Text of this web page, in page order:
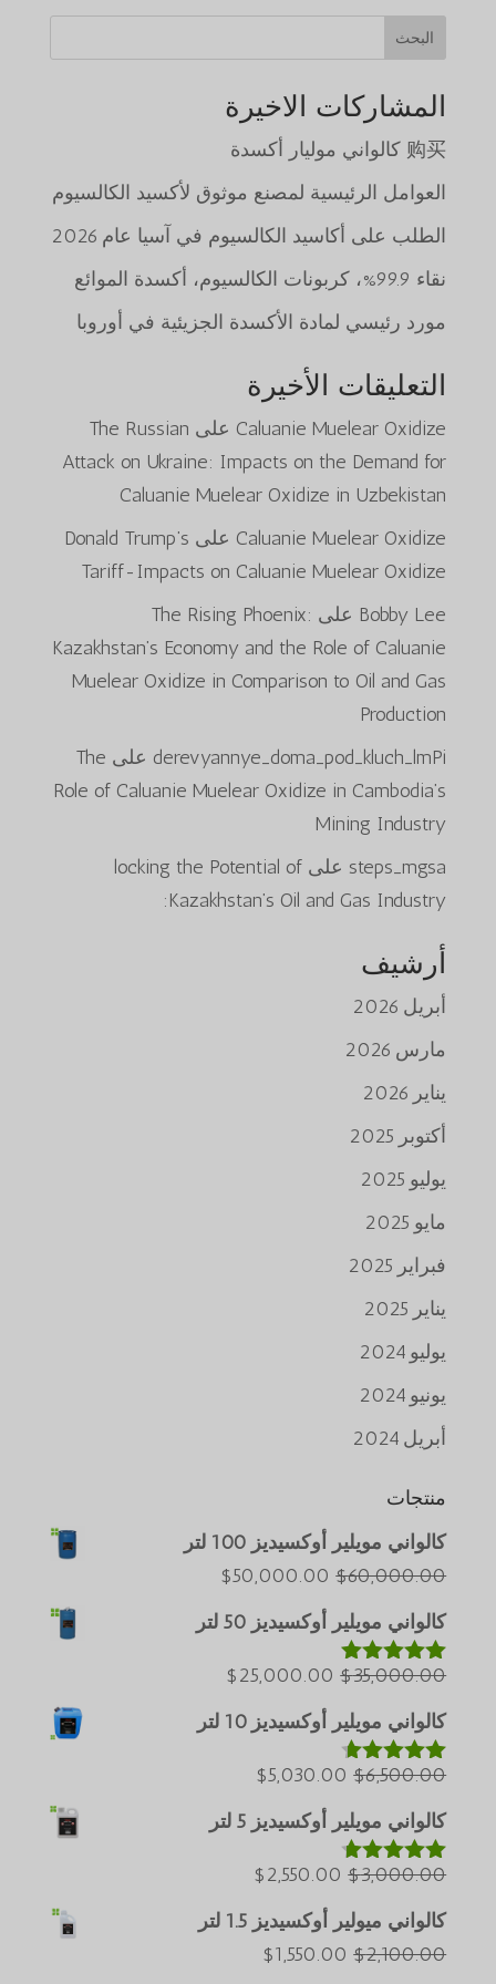
البحث
المشاركات الاخيرة
购买 كالواني موليار أكسدة
العوامل الرئيسية لمصنع موثوق لأكسيد الكالسيوم
الطلب على أكاسيد الكالسيوم في آسيا عام 2026
نقاء 99.9%، كربونات الكالسيوم، أكسدة الموائع
مورد رئيسي لمادة الأكسدة الجزيئية في أوروبا
التعليقات الأخيرة
Caluanie Muelear Oxidize على The Russian
Attack on Ukraine: Impacts on the Demand for
Caluanie Muelear Oxidize in Uzbekistan
Caluanie Muelear Oxidize على Donald Trump’s
Tariff-Impacts on Caluanie Muelear Oxidize
Bobby Lee على The Rising Phoenix:
Kazakhstan’s Economy and the Role of Caluanie
Muelear Oxidize in Comparison to Oil and Gas
Production
derevyannye_doma_pod_kluch_lmPi على The
Role of Caluanie Muelear Oxidize in Cambodia’s
Mining Industry
steps_mgsa على locking the Potential of
Kazakhstan’s Oil and Gas Industry:
أرشيف
أبريل 2026
مارس 2026
يناير 2026
أكتوبر 2025
يوليو 2025
مايو 2025
فبراير 2025
يناير 2025
يوليو 2024
يونيو 2024
أبريل 2024
منتجات
كالواني مويلير أوكسيديز 100 لتر
$60,000.00
السعر
الأصلي
هو:
$60,000.00.
$50,000.00 السعر
الحالي
هو:
كالواني مويلير أوكسيديز 50 لتر
تم التقييم
$35,000.00
السعر
الأصلي
هو:
$35,000.00.
$25,000.00 السعر
الحالي
هو:
كالواني مويلير أوكسيديز 10 لتر
تم التقييم$6,500.00
السعر
الأصلي
هو:
$6,500.00.
$5,030.00 السعر
الحالي
هو:
$5,030.00.
كالواني مويلير أوكسيديز 5 لتر
تم التقييم $3,000.00
السعر
الأصلي
هو:
$2,550.00 السعر
الحالي
هو:
كالواني ميولير أوكسيديز 1.5 لتر
$2,100.00
السعر
$1,550.00 السعر
日本語
Қазақ тілі
한국어
Русский
ភាសាខ្មែរ
Bahasa Melayu
ພາສາລາວ
Türkçe
Azərbaycan dili
Português do Brasil